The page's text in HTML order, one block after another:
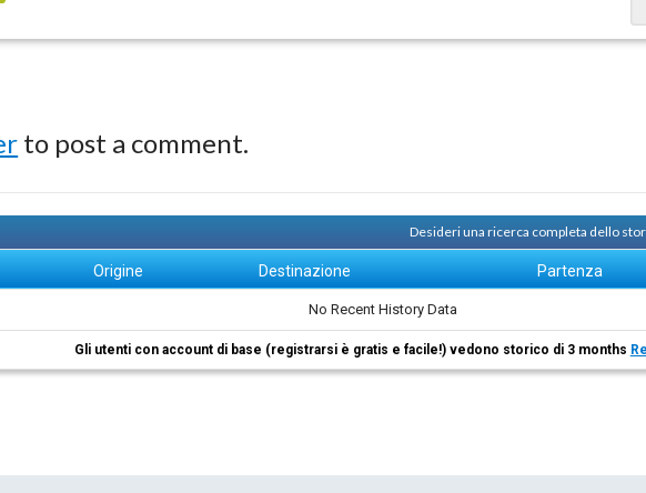
to post a comment.
Desideri una ricerca completa dello
Origine Destinazione Partenza
No Recent History Data
Gli utenti con account di base (registrarsi è gratis e facile!) vedono storico di 3 months